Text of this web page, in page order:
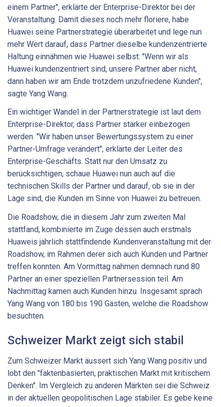
einem Partner", erklärte der Enterprise-Direktor bei der
Veranstaltung. Damit dieses noch mehr floriere, habe
Huawei seine Partnerstrategie überarbeitet und lege nun
mehr Wert darauf, dass Partner dieselbe kundenzentrierte
Haltung einnähmen wie Huawei selbst: "Wenn wir als
Huawei kundenzentriert sind, unsere Partner aber nicht,
dann haben wir am Ende trotzdem unzufriedene Kunden",
sagte Yang Wang.
Ein wichtiger Wandel in der Partnerstrategie ist laut dem
Enterprise-Direktor, dass Partner stärker einbezogen
werden. "Wir haben unser Bewertungssystem zu einer
Partner-Umfrage verändert", erklärte der Leiter des
Enterprise-Geschäfts. Statt nur den Umsatz zu
berücksichtigen, schaue Huawei nun auch auf die
technischen Skills der Partner und darauf, ob sie in der
Lage sind, die Kunden im Sinne von Huawei zu betreuen.
Die Roadshow, die in diesem Jahr zum zweiten Mal
stattfand, kombinierte im Zuge dessen auch erstmals
Huaweis jährlich stattfindende Kundenveranstaltung mit der
Roadshow, im Rahmen derer sich auch Kunden und Partner
treffen konnten. Am Vormittag nahmen demnach rund 80
Partner an einer speziellen Partnersession teil. Am
Nachmittag kamen auch Kunden hinzu. Insgesamt sprach
Yang Wang von 180 bis 190 Gästen, welche die Roadshow
besuchten.
Schweizer Markt zeigt sich stabil
Zum Schweizer Markt äussert sich Yang Wang positiv und
lobt den "faktenbasierten, praktischen Markt mit kritischem
Denken". Im Vergleich zu anderen Märkten sei die Schweiz
in der aktuellen geopolitischen Lage stabiler. Es gebe keine